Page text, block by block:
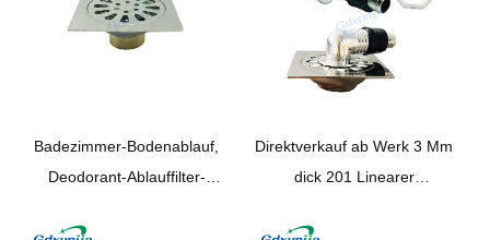
Badezimmer-Bodenablauf,
Deodorant-Ablauffilter-
Direktverkauf ab Werk 3 Mm
dick 201 Linearer